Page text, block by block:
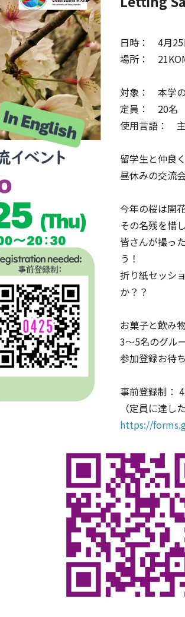
日時： 4月25
場所：
対象： 本学
定員： 20名
使用言語：
留学生と仲良
昼休みの交流
今年の桜は開
その名残を惜
皆さんが撮っ
う！
折り紙セッシ
か？？
お菓子と飲み
3～5名のグル
参加登録お待
事前登録制：
（定員に達し
https://